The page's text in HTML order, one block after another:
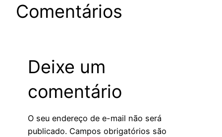
Comentários
Deixe um
comentário
O seu endereço de e-mail não será
publicado. Campos obrigatórios são